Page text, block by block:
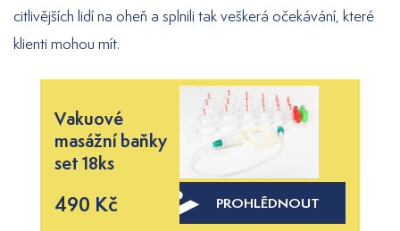
citlivějších lidí na oheň a splnili tak veškerá očekávání, které
klienti mohou mít.
Vakuové
masážní baňky
set 18ks
490 Kč PROHLÉDNOUT